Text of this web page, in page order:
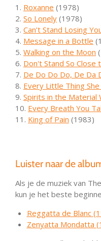
1. Roxanne (1978)
2. So Lonely (1978)
3. Can’t Stand Losing
4. Message in a Bottle
5. Walking on the Moon
6. Don't Stand So Close
7. De Do Do Do, De Da
8. Every Little Thing
9. Spirits in the Material
10. Every Breath You
11. King of Pain (1983)
Luister naar de
Als je de muziek van
kun je het beste
Reggatta de Blanc
Zenyatta Mondatta